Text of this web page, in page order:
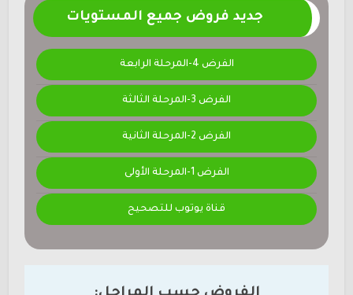
الفرض 4-المرحلة الرابعة
الفرض 3-المرحلة الثالثة
الفرض 2-المرحلة الثانية
الفرض 1-المرحلة الأولى
قناة يوتوب للتصحيح
الفروض حسب المراحل: